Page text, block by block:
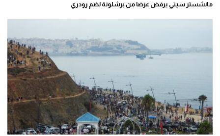
مانشستر سيتي يرفض عرضا من برشلونة لضم رودري